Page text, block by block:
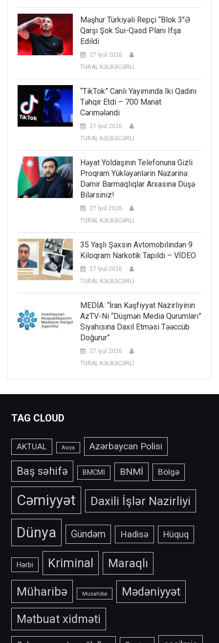
Məşhur Türkiyəli Repçi “Blok 3″ə
Qarşı Şok Sui-Qəsd Planı Ifşa
Edildi
27 İyul 2026
TURAL KƏLBƏCƏRLİ
“TikTok” Canlı Yayımında Iki Qadını
Təhqir Etdi – 700 Manat
Cərimələndi
27 İyul 2026
TURAL KƏLBƏCƏRLİ
Həyat Yoldaşının Telefonuna Gizli
Proqram Yükləyənlərin Nəzərinə:
Dəmir Barmaqlıqlar Arxasına Düşə
Bilərsiniz!
27 İyul 2026
TURAL KƏLBƏCƏRLİ
35 Yaşlı Şəxsin Avtomobilindən 9
Kiloqram Narkotik Tapıldı – VİDEO
27 İyul 2026
TURAL KƏLBƏCƏRLİ
MEDİA: “İran Kəşfiyyat Nazirliyinin
AzTV-Ni “düşmən Media Qurumları”
Siyahısına Daxil Etməsi Təəccüb
Doğurur”
27 İyul 2026
TURAL KƏLBƏCƏRLİ
TAG CLOUD
AKTUAL Asiya Azərbaycan Polisi
Baş səhifə BMCMİ BNMİ Bölgə
Cəmiyyət Daxili İşlər Nazirliyi
Dünya Gündəm Hadisə Hüquq
Hərbi Kriminal Maraqlı
Müharibə Müsahibə
Mədəniyyət
Mətbuat xidməti